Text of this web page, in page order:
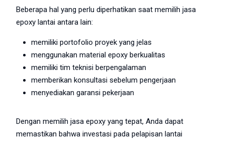
Beberapa hal yang perlu diperhatikan saat memilih jasa
epoxy lantai antara lain:
memiliki portofolio proyek yang jelas
menggunakan material epoxy berkualitas
memiliki tim teknisi berpengalaman
memberikan konsultasi sebelum pengerjaan
menyediakan garansi pekerjaan
Dengan memilih jasa epoxy yang tepat, Anda dapat
memastikan bahwa investasi pada pelapisan lantai